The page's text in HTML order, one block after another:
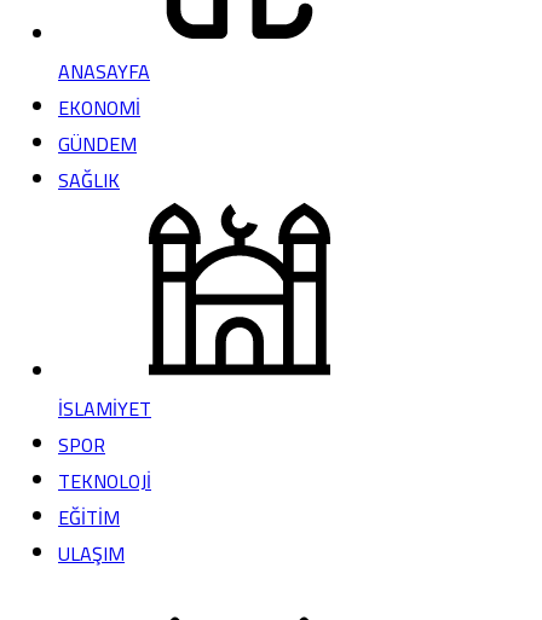
ANASAYFA
EKONOMİ
GÜNDEM
SAĞLIK
İSLAMİYET
SPOR
TEKNOLOJİ
EĞİTİM
ULAŞIM